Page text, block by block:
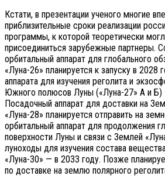
Кстати, в презентации ученого многие
приблизительные сроки реализации
программы, к которой теоретически
присоединиться зарубежные партнеры.
орбитальный аппарат для глобального
«Луна-26» планируется к запуску в 2028
аппарата для изучения реголита и
Южного полюсов Луны («Луна-27» А и Б)
Посадочный аппарат для доставки на
«Луна-28» планируется отправить на
орбитальный аппарат для продолжения
поверхности Луны и связи с Землей
луноходы для изучения состава
«Луна-30» — в 2033 году. Позже
по доставке на землю полярного